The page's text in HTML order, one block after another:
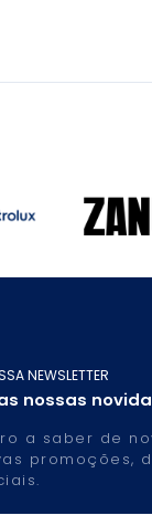
NEWSLETTER
nossas
a saber de
promoções,